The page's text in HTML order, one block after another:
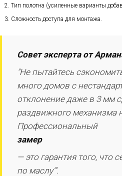
Тип полотна (усиленные варианты
Сложность доступа для монтажа.
Совет эксперта от
"Не пытайтесь
много домов с
отклонение даже в 3 мм
раздвижного механизма
Профессиональный
замер
— это гарантия того, что
по маслу'".